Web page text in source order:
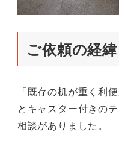
ご依頼の経緯
「既存の机が重く利
とキャスター付きの
相談がありました。